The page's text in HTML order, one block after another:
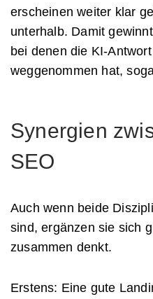
erscheinen weiter klar
unterhalb. Damit
bei denen die KI-
weggenommen hat,
Synergien
SEO
Auch wenn beide
sind, ergänzen sie sich
zusammen denkt.
Erstens: Eine gute